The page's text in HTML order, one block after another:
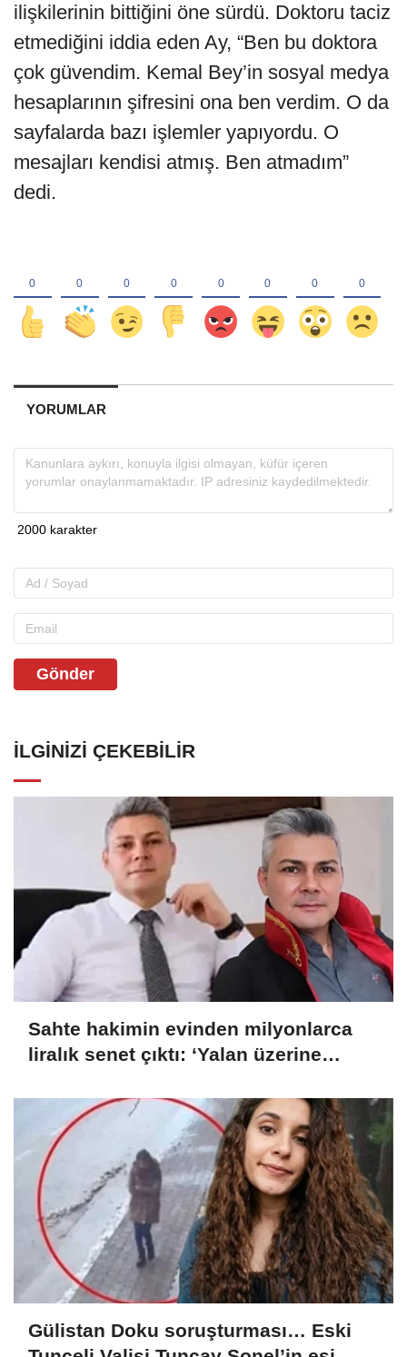
ilişkilerinin bittiğini öne sürdü. Doktoru taciz
etmediğini iddia eden Ay, “Ben bu doktora
çok güvendim. Kemal Bey’in sosyal medya
hesaplarının şifresini ona ben verdim. O da
sayfalarda bazı işlemler yapıyordu. O
mesajları kendisi atmış. Ben atmadım”
dedi.
YORUMLAR
Gönder
İLGINIZI ÇEKEBILIR
Sahte hakimin evinden milyonlarca
liralık senet çıktı: ‘Yalan üzerine
Gülistan Doku soruşturması… Eski